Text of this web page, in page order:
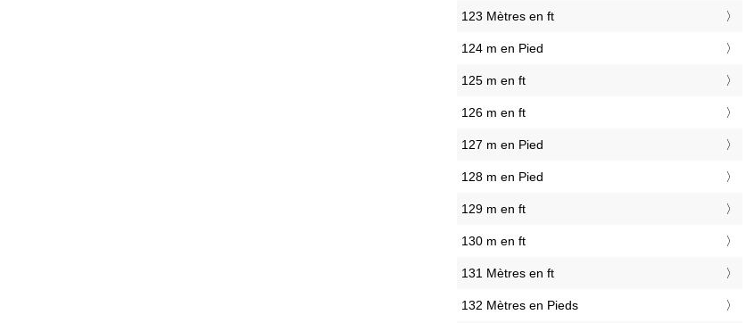
123 Mètres en ft
124 m en Pied
125 m en ft
126 m en ft
127 m en Pied
128 m en Pied
129 m en ft
130 m en ft
131 Mètres en ft
132 Mètres en Pieds